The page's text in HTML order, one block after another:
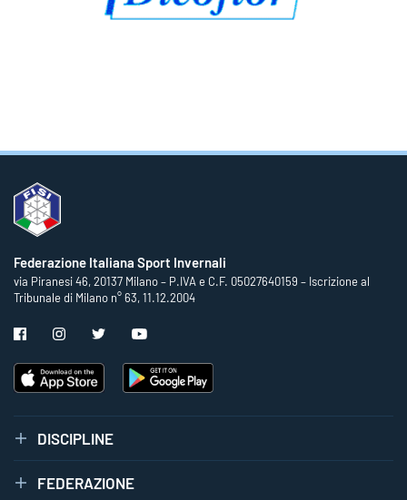
Federazione Italiana Sport Invernali
via Piranesi 46, 20137 Milano – P.IVA e C.F. 05027640159 – Iscrizione al
Tribunale di Milano n° 63, 11.12.2004
DISCIPLINE
FEDERAZIONE